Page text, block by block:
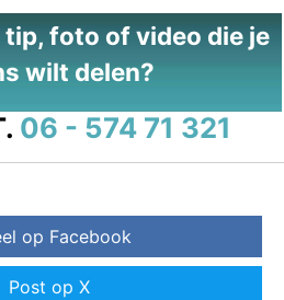
tip, foto of video die je
wilt delen?
06 - 574 71 321
op Facebook
Post op X